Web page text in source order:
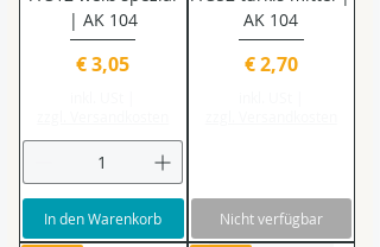
| AK 104
Preis
€ 3,05
In den Warenkorb
AK 104
Preis
€ 2,70
Nicht verfügbar